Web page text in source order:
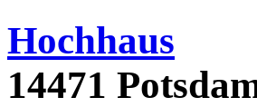
Hochhaus
14471